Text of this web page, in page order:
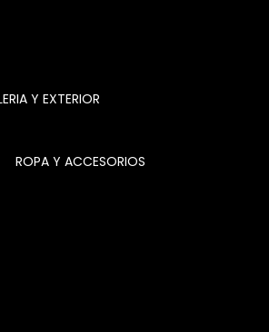
Y EXTERIOR
ROPA Y ACCESORIOS